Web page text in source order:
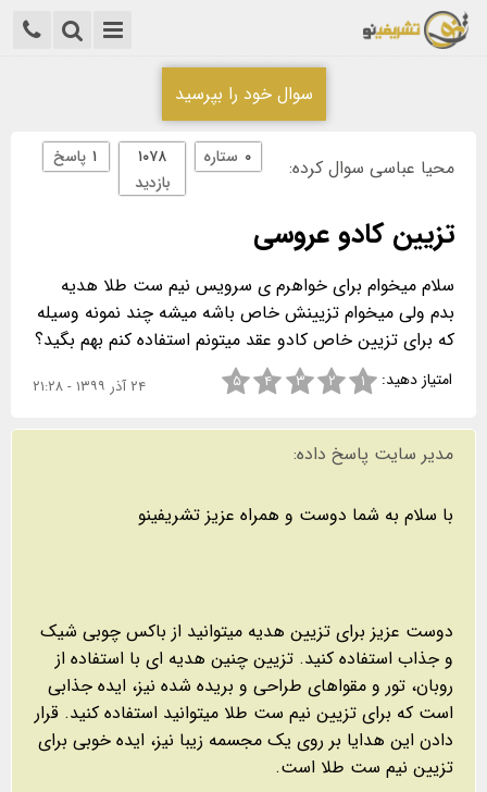
سوال خود را بپرسید
محیا عباسی سوال کرده: ۱ پاسخ
۱۰۷۸
بازدید
۰ ستاره
تزیین کادو عروسی
سلام میخوام برای خواهرم ی سرویس نیم ست طلا هدیه
بدم ولی میخوام تزیینش خاص باشه میشه چند نمونه وسیله
که برای تزیین خاص کادو عقد میتونم استفاده کنم بهم بگید؟
امتیاز دهید: ۱ ۲ ۳ ۴ ۵ ۲۴ آذر ۱۳۹۹ - ۲۱:۲۸
مدیر سایت پاسخ داده:
با سلام به شما دوست و همراه عزیز تشریفینو
دوست عزیز برای تزیین هدیه میتوانید از باکس چوبی شیک
و جذاب استفاده کنید. تزیین چنین هدیه ای با استفاده از
روبان، تور و مقواهای طراحی و بریده شده نیز، ایده جذابی
است که برای تزیین نیم ست طلا میتوانید استفاده کنید. قرار
دادن این هدایا بر روی یک مجسمه زیبا نیز، ایده خوبی برای
تزیین نیم ست طلا است.